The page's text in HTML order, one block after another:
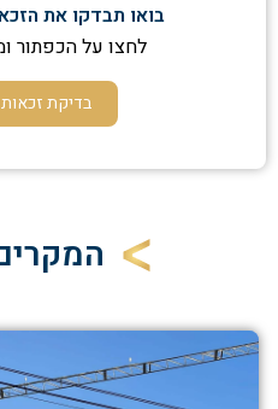
בואו תבדקו את
לחצו על הכפתור
בדיקת זכאות